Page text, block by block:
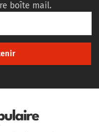
boîte mail.